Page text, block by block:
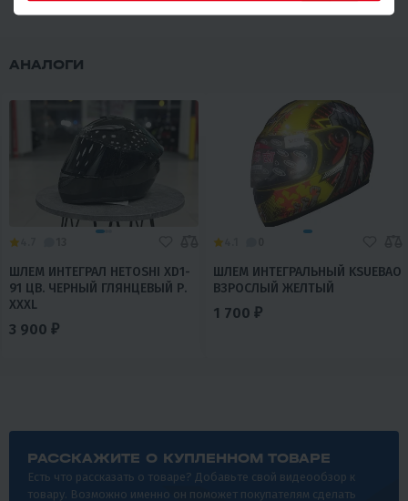
АНАЛОГИ
ШЛЕМ ИНТЕГРАЛ HETOSHI XD1-
91 ЦВ. ЧЕРНЫЙ ГЛЯНЦЕВЫЙ Р.
XXXL
3 900 ₽
ШЛЕМ ИНТЕГРАЛЬНЫЙ KSUEBAO
ВЗРОСЛЫЙ ЖЕЛТЫЙ
1 700 ₽
РАССКАЖИТЕ О КУПЛЕННОМ ТОВАРЕ
Есть что рассказать о товаре? Добавьте свой видеообзор к
товару. Возможно именно он поможет покупателям сделать